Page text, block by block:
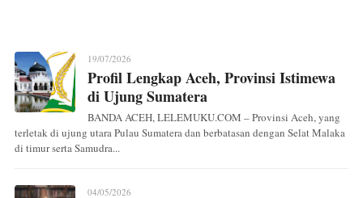
19/07/2026
Profil Lengkap Aceh, Provinsi Istimewa
di Ujung Sumatera
BANDA ACEH, LELEMUKU.COM – Provinsi Aceh, yang
terletak di ujung utara Pulau Sumatera dan berbatasan dengan Selat Malaka
di timur serta Samudra...
04/05/2026